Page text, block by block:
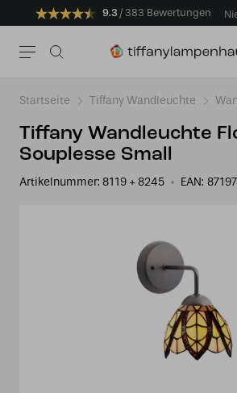
9.3 383 Bewertungen
Startseite Tiffany Wandleuchte
Tiffany Wandleuchte
Souplesse Small
Artikelnummer: 8119 + 8245 EAN: